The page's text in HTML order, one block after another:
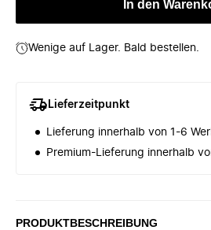
In den
Wenige auf Lager. Bald bestellen.
Lieferzeitpunkt
Lieferung innerhalb von 1-6
Premium-Lieferung innerhalb
PRODUKTBESCHREIBUNG